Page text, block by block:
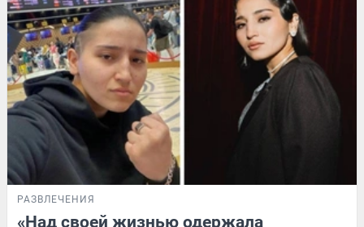
РАЗВЛЕЧЕНИЯ
«Над своей жизнью одержала